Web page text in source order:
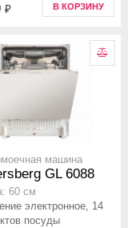
₽ В КОРЗИНУ
машина
GL 6088
60 см
электронное, 14
посуды